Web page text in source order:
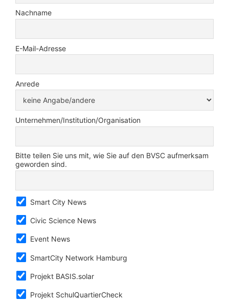
Nachname
E-Mail-Adresse
Anrede
Unternehmen/Institution/Organisation
Bitte teilen Sie uns mit, wie Sie auf den BVSC aufmerksam
geworden sind.
Smart City News
Civic Science News
Event News
SmartCity Network Hamburg
Projekt BASIS.solar
Projekt SchulQuartierCheck